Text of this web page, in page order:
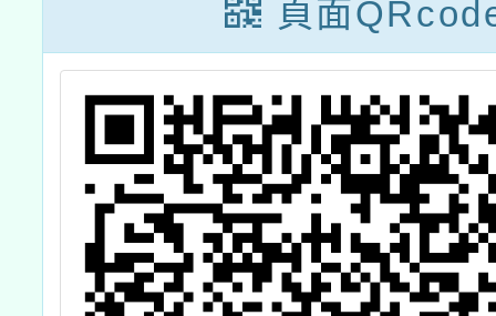
師增能研習計畫
頁面